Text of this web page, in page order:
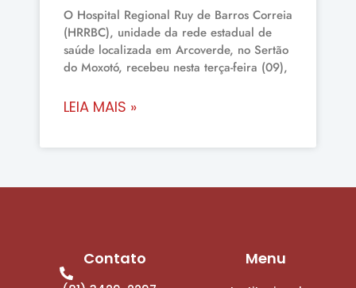
O Hospital Regional Ruy de Barros Correia
(HRRBC), unidade da rede estadual de
saúde localizada em Arcoverde, no Sertão
do Moxotó, recebeu nesta terça-feira (09),
LEIA MAIS »
Contato Menu